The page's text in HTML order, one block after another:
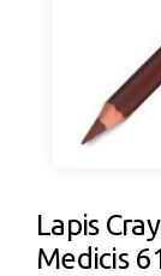
Lapis
Medicis